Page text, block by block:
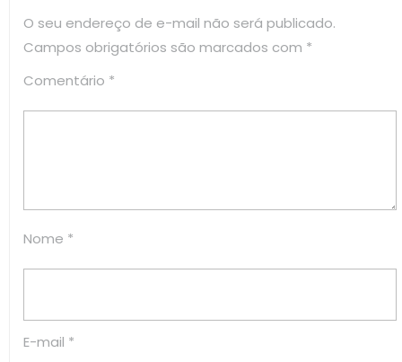
O seu endereço de e-mail não será publicado.
Campos obrigatórios são marcados com *
Comentário *
Nome *
E-mail *